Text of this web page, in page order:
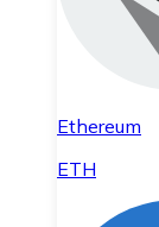
Ethereum
ETH